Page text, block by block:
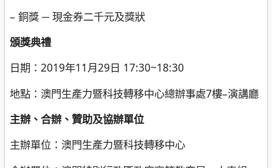
– 銅獎 ─ 現金券二千元及獎狀
頒獎典禮
日期：2019年11月29日 17:30~18:30
地點：澳門生產力暨科技轉移中心總辦事處7樓–演講廳
主辦、合辦、贊助及協辦單位
主辦單位：澳門生產力暨科技轉移中心